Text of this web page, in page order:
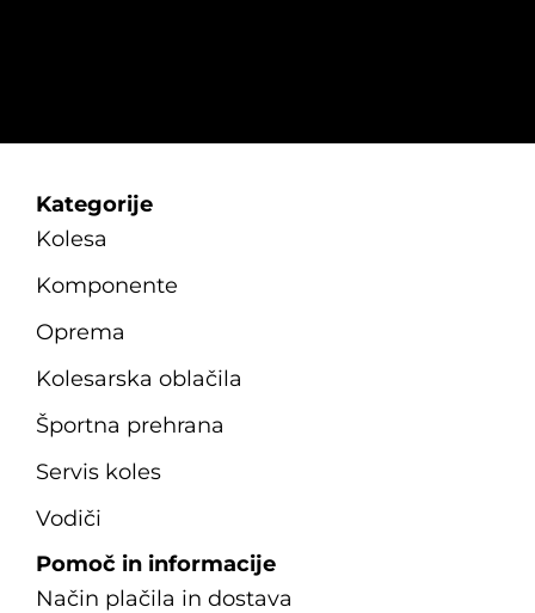
Kategorije
Kolesa
Komponente
Oprema
Kolesarska oblačila
Športna prehrana
Servis koles
Vodiči
Pomoč in informacije
Način plačila in dostava